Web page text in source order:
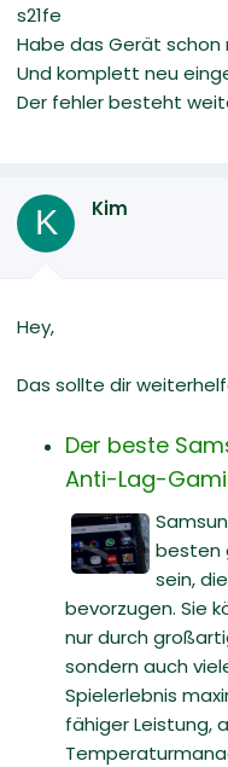
s21fe
Habe das Gerät
Und komplett neu
Der fehler besteht
K Kim
Hey,
Das sollte dir
Der beste
Anti-Lag-
besten
sein,
bevorzugen. Sie
nur durch
sondern auch
Spielerlebnis
fähiger Leistung,